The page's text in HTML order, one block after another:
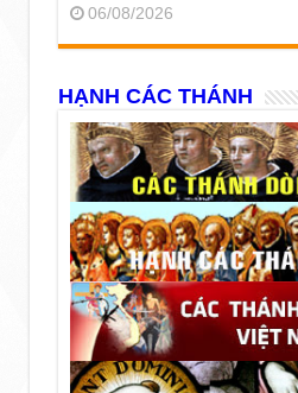
06/08/2026
HẠNH CÁC THÁNH